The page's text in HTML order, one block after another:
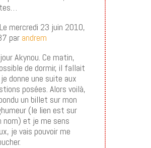
Le mercredi 23 juin 2010,
par andrem
Akynou. Ce matin,
de dormir, il fallait
donne une suite aux
posées. Alors voilà,
un billet sur mon
(le lien est sur
nom) et je me sens
je vais pouvoir me